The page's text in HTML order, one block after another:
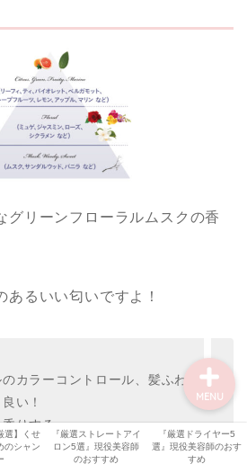
グリーンフローラルムスクの香
るいい匂いですよ！
カラーコントロール、髪ふわ
い！
香りする…
選】くせ
のシャン
『厳選ストレートアイ
ロン5選』現役美容師
のおすすめ
『厳選ドライヤー5
選』現役美容師のおす
すめ
MENU
ミノ記事】
ッジィ ケラスターゼ
美容機器
シャンプー解析